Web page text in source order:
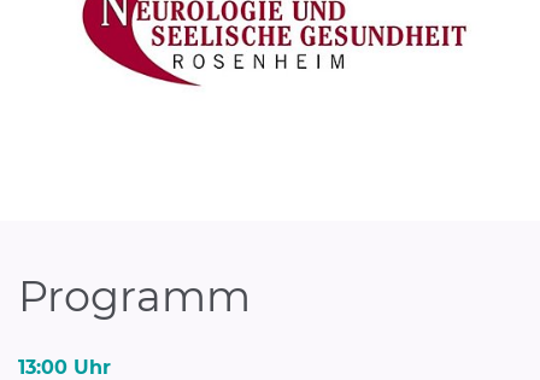
Programm
13:00 Uhr